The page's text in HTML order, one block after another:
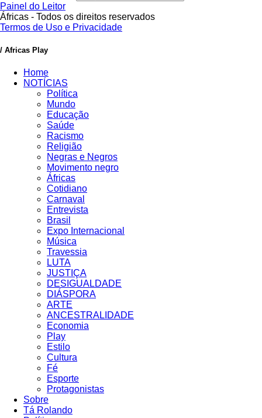
Painel do Leitor
Áfricas - Todos os direitos reservados
Termos de Uso e Privacidade
/ Africas Play
Home
NOTÍCIAS
Política
Mundo
Educação
Saúde
Racismo
Religião
Negras e Negros
Movimento negro
Áfricas
Cotidiano
Carnaval
Entrevista
Brasil
Expo Internacional
Música
Travessia
LUTA
JUSTIÇA
DESIGUALDADE
DIÁSPORA
ARTE
ANCESTRALIDADE
Economia
Play
Estilo
Cultura
Fé
Esporte
Protagonistas
Sobre
Tá Rolando